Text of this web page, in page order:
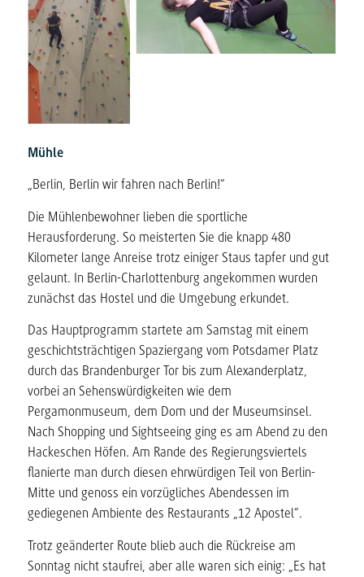
Mühle
„Berlin, Berlin wir fahren nach Berlin!“
Die Mühlenbewohner lieben die sportliche
Herausforderung. So meisterten Sie die knapp 480
Kilometer lange Anreise trotz einiger Staus tapfer und gut
gelaunt. In Berlin-Charlottenburg angekommen wurden
zunächst das Hostel und die Umgebung erkundet.
Das Hauptprogramm startete am Samstag mit einem
geschichtsträchtigen Spaziergang vom Potsdamer Platz
durch das Brandenburger Tor bis zum Alexanderplatz,
vorbei an Sehenswürdigkeiten wie dem
Pergamonmuseum, dem Dom und der Museumsinsel.
Nach Shopping und Sightseeing ging es am Abend zu den
Hackeschen Höfen. Am Rande des Regierungsviertels
flanierte man durch diesen ehrwürdigen Teil von Berlin-
Mitte und genoss ein vorzügliches Abendessen im
gediegenen Ambiente des Restaurants „12 Apostel“.
Trotz geänderter Route blieb auch die Rückreise am
Sonntag nicht staufrei, aber alle waren sich einig: „Es hat